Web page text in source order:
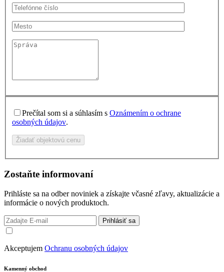
Prečítal som si a súhlasím s Oznámením o ochrane
osobných údajov.
Žiadať objektovú cenu
Zostaňte informovaní
Prihláste sa na odber noviniek a získajte včasné zľavy, aktualizácie a
informácie o nových produktoch.
Prihlásiť sa
Akceptujem Ochranu osobných údajov
Kamenný obchod